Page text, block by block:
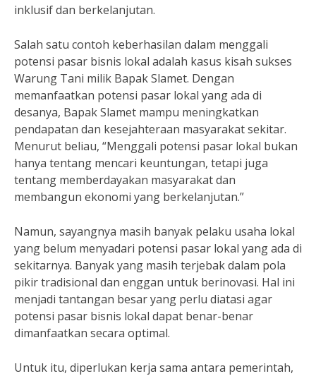
inklusif dan berkelanjutan.
Salah satu contoh keberhasilan dalam menggali
potensi pasar bisnis lokal adalah kasus kisah sukses
Warung Tani milik Bapak Slamet. Dengan
memanfaatkan potensi pasar lokal yang ada di
desanya, Bapak Slamet mampu meningkatkan
pendapatan dan kesejahteraan masyarakat sekitar.
Menurut beliau, “Menggali potensi pasar lokal bukan
hanya tentang mencari keuntungan, tetapi juga
tentang memberdayakan masyarakat dan
membangun ekonomi yang berkelanjutan.”
Namun, sayangnya masih banyak pelaku usaha lokal
yang belum menyadari potensi pasar lokal yang ada di
sekitarnya. Banyak yang masih terjebak dalam pola
pikir tradisional dan enggan untuk berinovasi. Hal ini
menjadi tantangan besar yang perlu diatasi agar
potensi pasar bisnis lokal dapat benar-benar
dimanfaatkan secara optimal.
Untuk itu, diperlukan kerja sama antara pemerintah,